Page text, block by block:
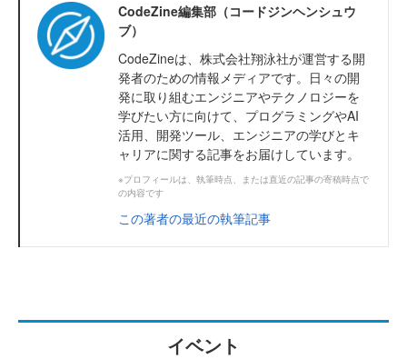
CodeZine編集部（コードジンヘンシュウ
ブ）
CodeZineは、株式会社翔泳社が運営する開
発者のための情報メディアです。日々の開
発に取り組むエンジニアやテクノロジーを
学びたい方に向けて、プログラミングやAI
活用、開発ツール、エンジニアの学びとキ
ャリアに関する記事をお届けしています。
※プロフィールは、執筆時点、または直近の記事の寄稿時点で
の内容です
この著者の最近の執筆記事
イベント